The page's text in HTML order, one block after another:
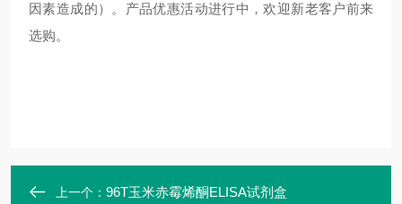
因素造成的）。产品优惠活动进行中，欢迎新老客户前来
选购。
上一个： 96T玉米赤霉烯酮ELISA试剂盒